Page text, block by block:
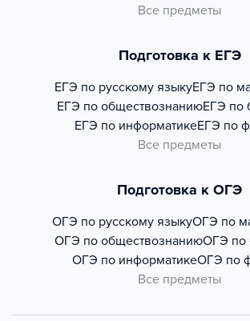
Все предметы
Подготовка к ЕГЭ
ЕГЭ по русскому языкуЕГЭ по
ЕГЭ по обществознаниюЕГЭ по
ЕГЭ по информатикеЕГЭ по
Все предметы
Подготовка к ОГЭ
ОГЭ по русскому языкуОГЭ по
ОГЭ по обществознаниюОГЭ по
ОГЭ по информатикеОГЭ по
Все предметы